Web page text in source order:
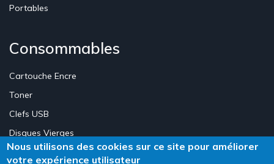
Portables
Consommables
Cartouche Encre
Toner
Clefs USB
Disques Vierges
Nous utilisons des cookies sur ce site pour améliorer
votre expérience utilisateur